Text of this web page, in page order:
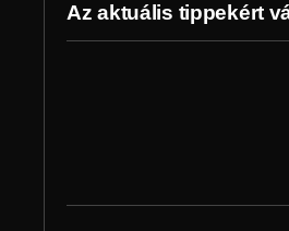
Az aktuális tippekért